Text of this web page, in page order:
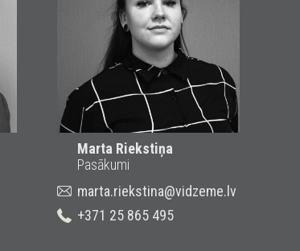
Marta Riekstiņa
Pasākumi
marta.riekstina@vidzeme.lv
+371 25 865 495